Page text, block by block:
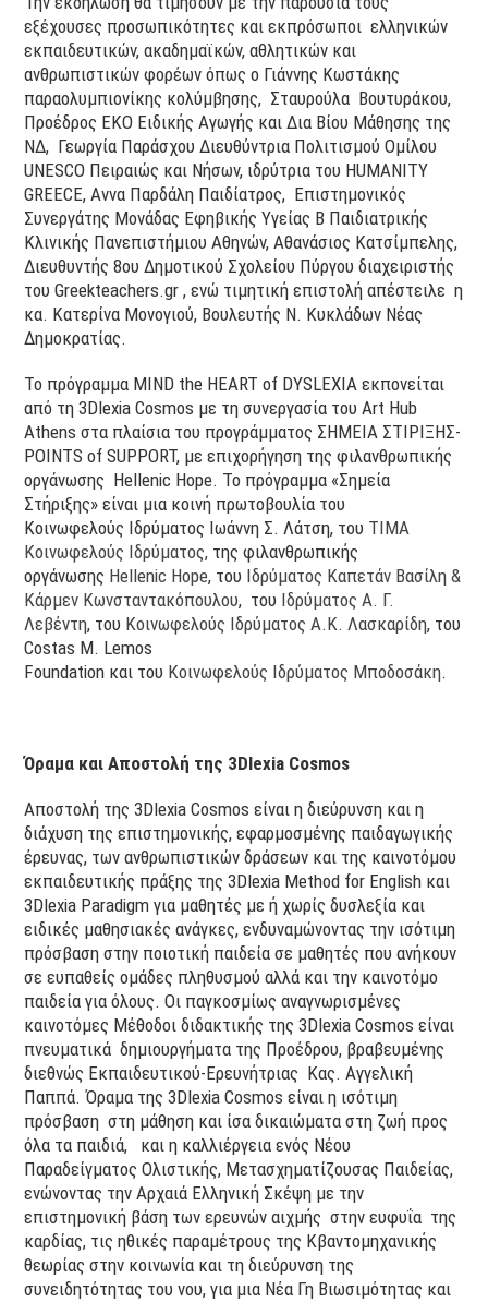
εξέχουσες προσωπικότητες και εκπρόσωποι ελληνικών
εκπαιδευτικών, ακαδημαϊκών, αθλητικών και
ανθρωπιστικών φορέων όπως ο Γιάννης Κωστάκης
παραολυμπιονίκης κολύμβησης, Σταυρούλα Βουτυράκου,
Προέδρος ΕΚΟ Ειδικής Αγωγής και Δια Βίου Μάθησης της
ΝΔ, Γεωργία Παράσχου Διευθύντρια Πολιτισμού Ομίλου
UNESCO Πειραιώς και Νήσων, ιδρύτρια του HUMANITY
GREECE, Αννα Παρδάλη Παιδίατρος, Επιστημονικός
Συνεργάτης Μονάδας Εφηβικής Υγείας Β Παιδιατρικής
Κλινικής Πανεπιστήμιου Αθηνών, Aθανάσιος Κατσίμπελης,
Διευθυντής 8ου Δημοτικού Σχολείου Πύργου διαχειριστής
του Greekteachers.gr , ενώ τιμητική επιστολή απέστειλε η
κα. Κατερίνα Μονογιού, Βουλευτής N. Kυκλάδων Νέας
Δημοκρατίας.
Το πρόγραμμα MIND the HEART of DYSLEXIA εκπονείται
από τη 3Dlexia Cosmos με τη συνεργασία τoυ Art Hub
Athens στα πλαίσια του προγράμματος ΣΗΜΕΙΑ ΣΤΙΡΙΞΗΣ-
POINTS of SUPPORT, με επιχορήγηση της φιλανθρωπικής
οργάνωσης Hellenic Hope. Το πρόγραμμα «Σημεία
Στήριξης» είναι μια κοινή πρωτοβουλία του
Κοινωφελούς Ιδρύματος Ιωάννη Σ. Λάτση, του ΤΙΜΑ
Κοινωφελούς Ιδρύματος, της φιλανθρωπικής
οργάνωσης Hellenic Hope, του Ιδρύματος Καπετάν Βασίλη &
Κάρμεν Κωνσταντακόπουλου, του Ιδρύματος Α. Γ.
Λεβέντη, του Κοινωφελούς Ιδρύματος Α.Κ. Λασκαρίδη, του
Costas M. Lemos
Foundation και του Κοινωφελούς Ιδρύματος Μποδοσάκη.
Όραμα και Αποστολή της 3Dlexia Cosmos
Αποστολή της 3Dlexia Cosmos είναι η διεύρυνση και η
διάχυση της επιστημονικής, εφαρμοσμένης παιδαγωγικής
έρευνας, των ανθρωπιστικών δράσεων και της καινοτόμου
εκπαιδευτικής πράξης της 3Dlexia Method for English και
3Dlexia Paradigm για μαθητές με ή χωρίς δυσλεξία και
ειδικές μαθησιακές ανάγκες, ενδυναμώνοντας την ισότιμη
πρόσβαση στην ποιοτική παιδεία σε μαθητές που ανήκουν
σε ευπαθείς ομάδες πληθυσμού αλλά και την καινοτόμο
παιδεία για όλους. Οι παγκοσμίως αναγνωρισμένες
καινοτόμες Μέθοδοι διδακτικής της 3Dlexia Cosmos είναι
πνευματικά δημιουργήματα της Προέδρου, βραβευμένης
διεθνώς Εκπαιδευτικού-Ερευνήτριας Κας. Αγγελική
Παππά. Όραμα της 3Dlexia Cosmos είναι η ισότιμη
πρόσβαση στη μάθηση και ίσα δικαιώματα στη ζωή προς
όλα τα παιδιά, και η καλλιέργεια ενός Νέου
Παραδείγματος Ολιστικής, Μετασχηματίζουσας Παιδείας,
ενώνοντας την Αρχαιά Ελληνική Σκέψη με την
επιστημονική βάση των ερευνών αιχμής στην ευφυΐα της
καρδίας, τις ηθικές παραμέτρους της Κβαντομηχανικής
θεωρίας στην κοινωνία και τη διεύρυνση της
συνειδητότητας του νου, για μια Νέα Γη Βιωσιμότητας και